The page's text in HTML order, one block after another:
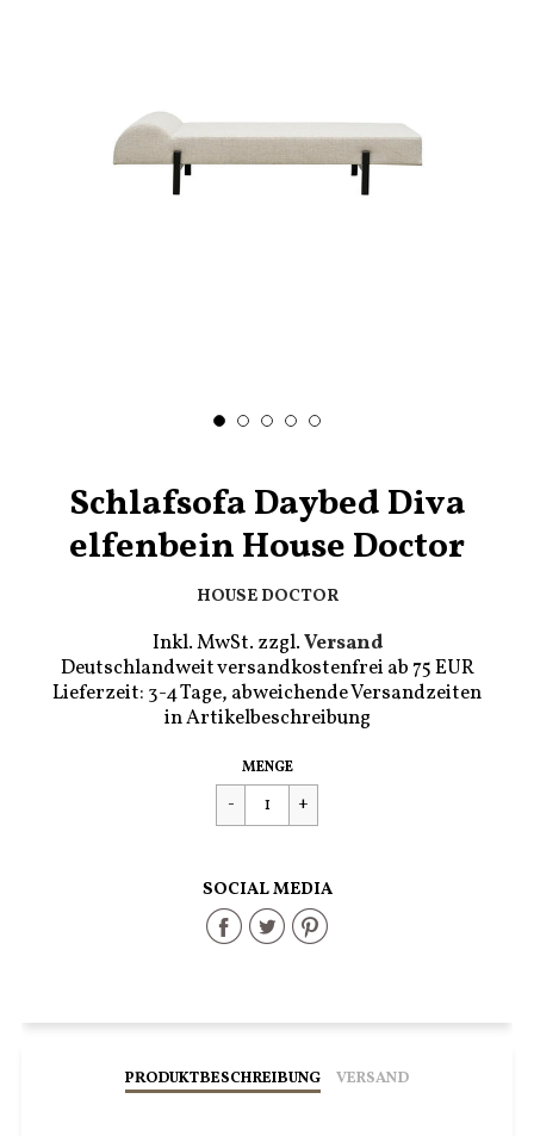
Schlafsofa Daybed Diva
elfenbein House Doctor
HOUSE DOCTOR
Inkl. MwSt. zzgl.Versand
Deutschlandweit versandkostenfrei ab 75 EUR
Lieferzeit: 3-4 Tage, abweichende Versandzeiten
in Artikelbeschreibung
Regulärer
Preis
€1.450,00
MENGE
SOCIAL MEDIA
Share
Facebook
Share
Twitter
Share
Pinterest
PRODUKTBESCHREIBUNG VERSAND